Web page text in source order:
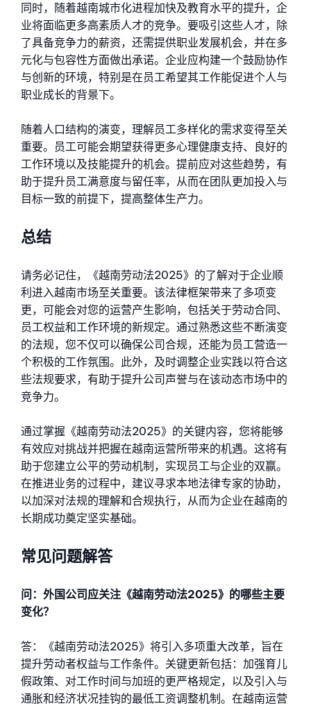
同时，随着越南城市化进程加快及教育水平的提升，企
业将面临更多高素质人才的竞争。要吸引这些人才，除
了具备竞争力的薪资，还需提供职业发展机会，并在多
元化与包容性方面做出承诺。企业应构建一个鼓励协作
与创新的环境，特别是在员工希望其工作能促进个人与
职业成长的背景下。
随着人口结构的演变，理解员工多样化的需求变得至关
重要。员工可能会期望获得更多心理健康支持、良好的
工作环境以及技能提升的机会。提前应对这些趋势，有
助于提升员工满意度与留任率，从而在团队更加投入与
目标一致的前提下，提高整体生产力。
总结
请务必记住，《越南劳动法2025》的了解对于企业顺
利进入越南市场至关重要。该法律框架带来了多项变
更，可能会对您的运营产生影响，包括关于劳动合同、
员工权益和工作环境的新规定。通过熟悉这些不断演变
的法规，您不仅可以确保公司合规，还能为员工营造一
个积极的工作氛围。 此外，及时调整企业实践以符合这
些法规要求，有助于提升公司声誉与在该动态市场中的
竞争力。
通过掌握《越南劳动法2025》的关键内容，您将能够
有效应对挑战并把握在越南运营所带来的机遇。这将有
助于您建立公平的劳动机制，实现员工与企业的双赢。
在推进业务的过程中，建议寻求本地法律专家的协助，
以加深对法规的理解和合规执行，从而为企业在越南的
长期成功奠定坚实基础。
常见问题解答
问：外国公司应关注《越南劳动法2025》的哪些主要
变化？
答：《越南劳动法2025》将引入多项重大改革，旨在
提升劳动者权益与工作条件。关键更新包括：加强育儿
假政策、对工作时间与加班的更严格规定，以及引入与
通胀和经济状况挂钩的最低工资调整机制。在越南运营